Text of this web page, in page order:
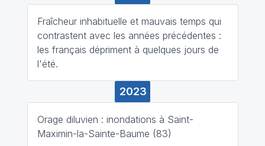
Fraîcheur inhabituelle et mauvais temps qui
contrastent avec les années précédentes :
les français dépriment à quelques jours de
l'été.
2023
Orage diluvien : inondations à Saint-
Maximin-la-Sainte-Baume (83)